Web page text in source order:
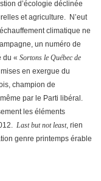
d’écologie déclinée
et agriculture. N’eut
climatique ne
un numéro de
du « Sortons le Québec de
en exergue du
champion de
par le Parti libéral.
les éléments
Last but not least, rien
genre printemps érable